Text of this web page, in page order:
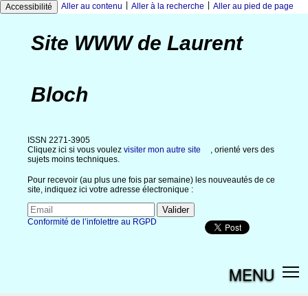
Accessibilité Aller au contenu Aller à la recherche Aller au pied de page
Site WWW de Laurent
Bloch
ISSN 2271-3905
Cliquez ici si vous voulez visiter mon autre site
, orienté vers des
sujets moins techniques.
Pour recevoir (au plus une fois par semaine) les nouveautés de ce
site, indiquez ici votre adresse électronique :
Conformité de l’infolettre au RGPD
MENU